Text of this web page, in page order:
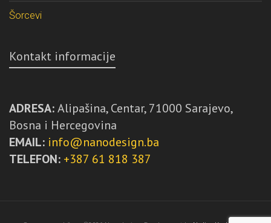
Šorcevi
Kontakt informacije
ADRESA:Alipašina, Centar, 71000 Sarajevo,
Bosna i Hercegovina
EMAIL: info@nanodesign.ba
TELEFON: +387 61 818 387